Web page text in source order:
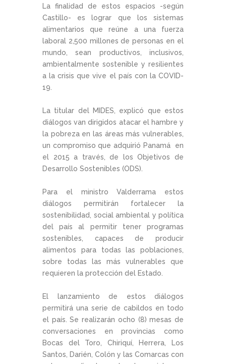
La finalidad de estos espacios -según
Castillo- es lograr que los sistemas
alimentarios que reúne a una fuerza
laboral 2,500 millones de personas en el
mundo, sean productivos, inclusivos,
ambientalmente sostenible y resilientes
a la crisis que vive el país con la COVID-
19.
La titular del MIDES, explicó que estos
diálogos van dirigidos atacar el hambre y
la pobreza en las áreas más vulnerables,
un compromiso que adquirió Panamá en
el 2015 a través, de los Objetivos de
Desarrollo Sostenibles (ODS).
Para el ministro Valderrama estos
diálogos permitirán fortalecer la
sostenibilidad, social ambiental y política
del país al permitir tener programas
sostenibles, capaces de producir
alimentos para todas las poblaciones,
sobre todas las más vulnerables que
requieren la protección del Estado.
El lanzamiento de estos diálogos
permitirá una serie de cabildos en todo
el país. Se realizarán ocho (8) mesas de
conversaciones en provincias como
Bocas del Toro, Chiriquí, Herrera, Los
Santos, Darién, Colón y las Comarcas con